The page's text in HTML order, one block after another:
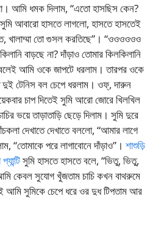
আমি ধমক দিলাম, “এতো হাসছিস কেন?
আবারো হাসতে লাগলো, হাসতে হাসতেই
খালাম্মা তো গুসল করতিছে”। “ওওওওওও
বাড়ছে না? দাঁড়াও তোমার কিলকিলানি
আমি ওকে জাপটে ধরলাম। তারপর ওকে
দুই টেনিস বল চেপে ধরলাম। ওফ্, দারুন
চাপ দিতেই সুমি আরো জোরে খিলখিল
ভয়ে তাড়াতাড়ি ছেড়ে দিলাম। সুমি দুরে
দেখাতে দেখাতে বললো, “আমার লাগে
“তোমাকে পরে লাগাবোনে দাঁড়াও”। শাশুড়ি
সুমি হাসতে হাসতে বলে, “ভিতু, ভিতু,
কেবল সুযোগ খুঁজতাম চাচি কখন বাথরুমে
আমি সুমিকে চেপে ধরে ওর দুধ টিপতাম আর